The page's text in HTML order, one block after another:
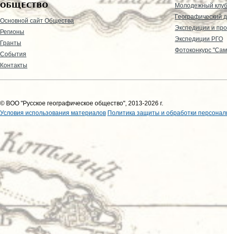
ОБЩЕСТВО
Основной сайт Общества
Регионы
Гранты
События
Контакты
Молодежный клуб
Географический
Экспедиции и
Экспедиции РГО
Фотоконкурс
© ВОО "Русское географическое общество", 2013-2026 г.
Условия использования материалов Политика защиты и обработки